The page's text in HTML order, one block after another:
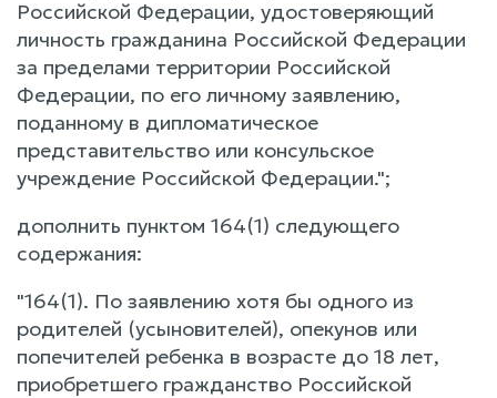
Российской Федерации, удостоверяющий
личность гражданина Российской Федерации
за пределами территории Российской
Федерации, по его личному заявлению,
поданному в дипломатическое
представительство или консульское
учреждение Российской Федерации.";
дополнить пунктом 164(1) следующего
содержания:
"164(1). По заявлению хотя бы одного из
родителей (усыновителей), опекунов или
попечителей ребенка в возрасте до 18 лет,
приобретшего гражданство Российской